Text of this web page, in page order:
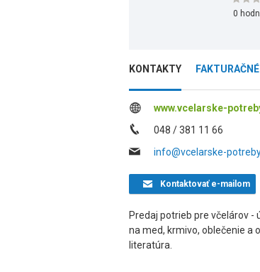
0
KONTAKTY
www.vcelarske-
048 / 381 11 66
info@vcelarske-
Kontaktovaťe-mailom
Predaj potrieb pre včelárov -
na med, krmivo, oblečenie a
literatúra.